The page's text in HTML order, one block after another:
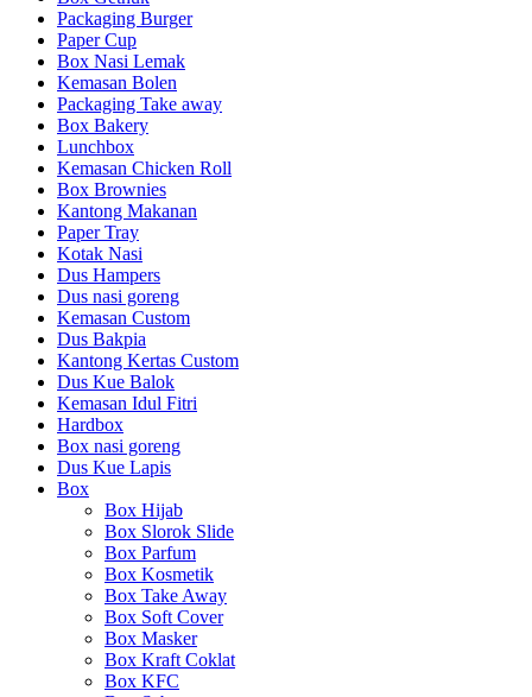
Packaging Burger
Paper Cup
Box Nasi Lemak
Kemasan Bolen
Packaging Take away
Box Bakery
Lunchbox
Kemasan Chicken Roll
Box Brownies
Kantong Makanan
Paper Tray
Kotak Nasi
Dus Hampers
Dus nasi goreng
Kemasan Custom
Dus Bakpia
Kantong Kertas Custom
Dus Kue Balok
Kemasan Idul Fitri
Hardbox
Box nasi goreng
Dus Kue Lapis
Box
Box Hijab
Box Slorok Slide
Box Parfum
Box Kosmetik
Box Take Away
Box Soft Cover
Box Masker
Box Kraft Coklat
Box KFC